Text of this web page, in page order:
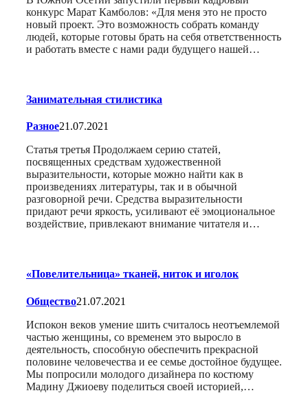
конкурс Марат Камболов: «Для меня это не просто
новый проект. Это возможность собрать команду
людей, которые готовы брать на себя ответственность
и работать вместе с нами ради будущего нашей…
Занимательная стилистика
Разное21.07.2021
Статья третья Продолжаем серию статей,
посвященных средствам художественной
выразительности, которые можно найти как в
произведениях литературы, так и в обычной
разговорной речи. Средства выразительности
придают речи яркость, усиливают её эмоциональное
воздействие, привлекают внимание читателя и…
«Повелительница» тканей, ниток и иголок
Общество21.07.2021
Испокон веков умение шить считалось неотъемлемой
частью женщины, со временем это выросло в
деятельность, способную обеспечить прекрасной
половине человечества и ее семье достойное будущее.
Мы попросили молодого дизайнера по костюму
Мадину Джиоеву поделиться своей историей,…